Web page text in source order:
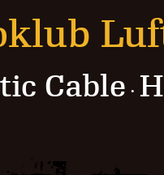
Cable ·